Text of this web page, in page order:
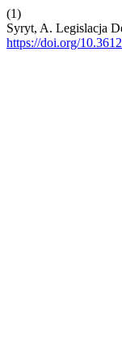
(1)
Syryt, A. Legislacja
https://doi.org/